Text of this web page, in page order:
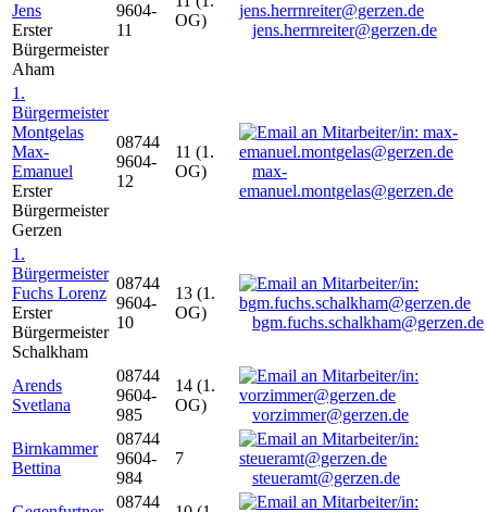
Jens
Erster
Bürgermeister
Aham
9604-
11
OG)
jens.herrnreiter@gerzen.de
1.
Bürgermeister
Montgelas
Max-
Emanuel
Erster
Bürgermeister
Gerzen
08744
9604-
12
11 (1.
OG)
max-
emanuel.montgelas@gerzen.de
1.
Bürgermeister
Fuchs Lorenz
Erster
Bürgermeister
Schalkham
08744
9604-
10
13 (1.
OG)
bgm.fuchs.schalkham@gerzen.de
Arends
Svetlana
08744
9604-
985
14 (1.
OG)
vorzimmer@gerzen.de
Birnkammer
Bettina
08744
9604-
984
7
steueramt@gerzen.de
08744